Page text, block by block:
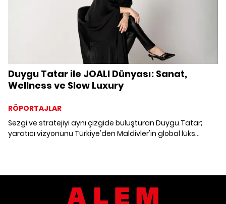
Duygu Tatar ile JOALI Dünyası: Sanat,
Wellness ve Slow Luxury
RÖPORTAJLAR
Sezgi ve stratejiyi aynı çizgide buluşturan Duygu Tatar;
yaratıcı vizyonunu Türkiye'den Maldivler'in global lüks